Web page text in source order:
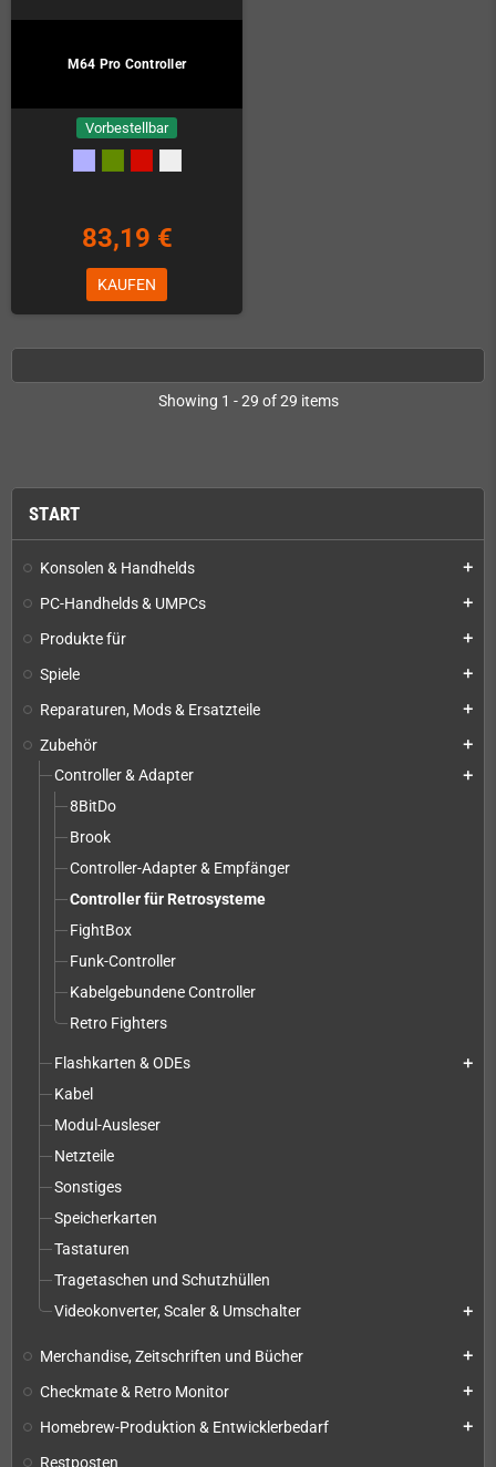
START
Konsolen & Handhelds add
PC-Handhelds & UMPCs add
Produkte für add
Spiele add
Reparaturen, Mods & Ersatzteile add
Zubehör add
Controller & Adapter add
8BitDo
Brook
Controller-Adapter & Empfänger
Controller für Retrosysteme
FightBox
Funk-Controller
Kabelgebundene Controller
Retro Fighters
Flashkarten & ODEs add
Kabel
Modul-Ausleser
Netzteile
Sonstiges
Speicherkarten
Tastaturen
Tragetaschen und Schutzhüllen
Videokonverter, Scaler & Umschalter
add
Merchandise, Zeitschriften und Bücher add
Checkmate & Retro Monitor add
Homebrew-Produktion & Entwicklerbedarf add
Restposten
M64 Pro Controller
Vorbestellbar
83,19 €
KAUFEN
Showing 1 - 29 of 29 items